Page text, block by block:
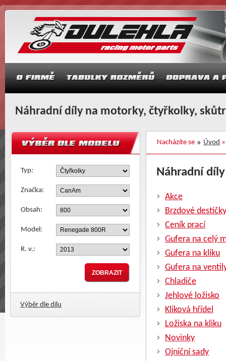
Náhradní díly na motorky, čtyřkolky,
Nacházíte se Úvod
Typ:
Značka:
Obsah:
Model:
R. v.:
Výběr dle dílu
Náhradní
Akce
Brzdové destičky
Ceník prací
Gufera na celý
Gufera na kliku
Gufera na
Chladiče
Jehlové ložisko
Kliková hřídel
Ložiska na kliku
Novinky
Ojniční sady